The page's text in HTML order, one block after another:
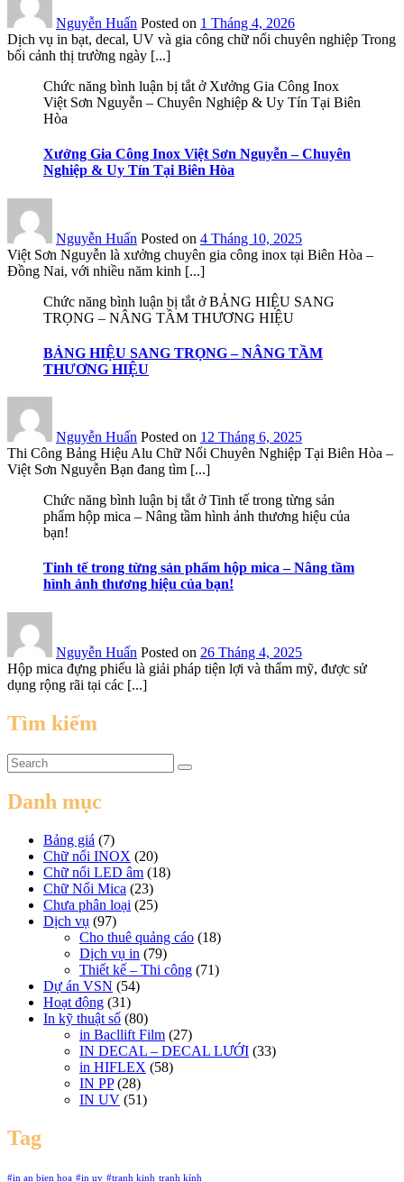
Nguyễn Huấn Posted on 1 Tháng 4, 2026
Dịch vụ in bạt, decal, UV và gia công chữ nổi chuyên nghiệp Trong
bối cảnh thị trường ngày [...]
Chức năng bình luận bị tắt ở Xưởng Gia Công Inox
Việt Sơn Nguyễn – Chuyên Nghiệp & Uy Tín Tại Biên
Hòa
Xưởng Gia Công Inox Việt Sơn Nguyễn – Chuyên
Nghiệp & Uy Tín Tại Biên Hòa
Nguyễn Huấn Posted on 4 Tháng 10, 2025
Việt Sơn Nguyễn là xưởng chuyên gia công inox tại Biên Hòa –
Đồng Nai, với nhiều năm kinh [...]
Chức năng bình luận bị tắt ở BẢNG HIỆU SANG
TRỌNG – NÂNG TẦM THƯƠNG HIỆU
BẢNG HIỆU SANG TRỌNG – NÂNG TẦM
THƯƠNG HIỆU
Nguyễn Huấn Posted on 12 Tháng 6, 2025
Thi Công Bảng Hiệu Alu Chữ Nổi Chuyên Nghiệp Tại Biên Hòa –
Việt Sơn Nguyễn Bạn đang tìm [...]
Chức năng bình luận bị tắt ở Tinh tế trong từng sản
phẩm hộp mica – Nâng tầm hình ảnh thương hiệu của
bạn!
Tinh tế trong từng sản phẩm hộp mica – Nâng tầm
hình ảnh thương hiệu của bạn!
Nguyễn Huấn Posted on 26 Tháng 4, 2025
Hộp mica đựng phiếu là giải pháp tiện lợi và thẩm mỹ, được sử
dụng rộng rãi tại các [...]
Tìm kiếm
Danh mục
Bảng giá (7)
Chữ nổi INOX (20)
Chữ nổi LED âm (18)
Chữ Nổi Mica (23)
Chưa phân loại (25)
Dịch vụ (97)
Cho thuê quảng cáo (18)
Dịch vụ in (79)
Thiết kế – Thi công (71)
Dự án VSN (54)
Hoạt động (31)
In kỹ thuật số (80)
in Bacllift Film (27)
IN DECAL – DECAL LƯỚI (33)
in HIFLEX (58)
IN PP(28)
IN UV (51)
Tag
#in an bien hoa #in uv #tranh kinh tranh kính